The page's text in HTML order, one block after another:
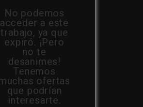
No podemos
acceder a este
trabajo, ya que
expiró. ¡Pero
no te
desanimes!
Tenemos
ofertas
que podrían
interesarte.